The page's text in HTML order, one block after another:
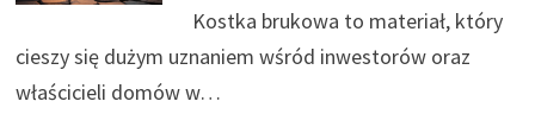
Kostka brukowa to materiał, który
cieszy się dużym uznaniem wśród inwestorów oraz
właścicieli domów w…